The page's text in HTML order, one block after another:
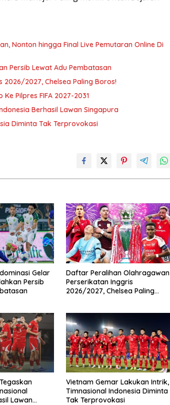
Nonton hingga Final Live Pemutaran Online Di
Persib Lewat Adu Pembatasan
2027, Chelsea Paling Boros!
Pilpres FIFA 2027-2031
Berhasil Lawan Singapura
Diminta Tak Terprovokasi
Gelar
Persib
Daftar Peralihan Olahragawan
Perserikatan Inggris
2026/2027, Chelsea Paling
Lawan
Vietnam Gemar Lakukan Intrik,
Timnasional Indonesia Diminta
Tak Terprovokasi